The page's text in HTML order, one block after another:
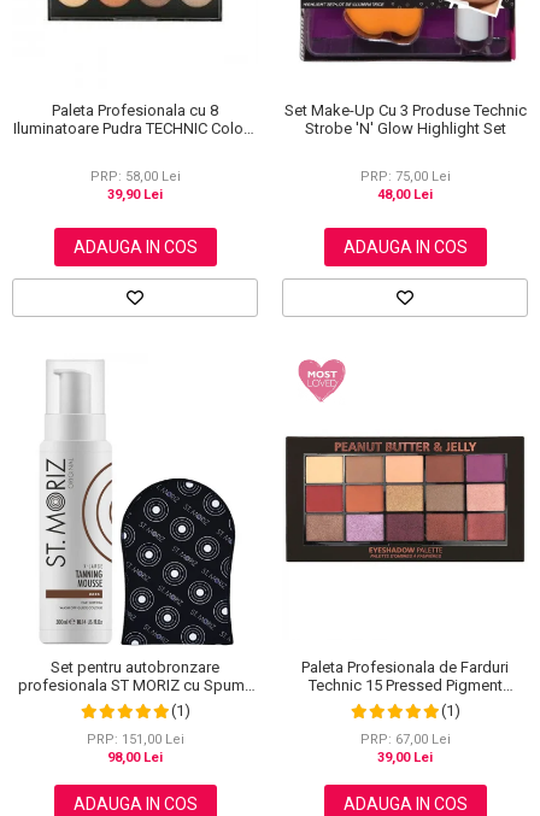
Paleta Profesionala cu 8
Iluminatoare Pudra TECHNIC Colour
PRP: 58,00 Lei
39,90 Lei
ADAUGA IN COS
Set Make-Up Cu 3 Produse Technic
Strobe 'N' Glow Highlight Set
PRP: 75,00 Lei
48,00 Lei
ADAUGA IN COS
Set pentru autobronzare
profesionala ST MORIZ cu Spuma
Dark XL si Manusa
(1)
PRP: 151,00 Lei
98,00 Lei
ADAUGA IN COS
Paleta Profesionala de Farduri
Technic 15 Pressed Pigment
Palette, Peanut Butter & Jelly, 15
Culori, 30 g
(1)
PRP: 67,00 Lei
39,00 Lei
ADAUGA IN COS